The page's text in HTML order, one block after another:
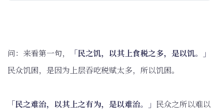
问：来看第一句，
「民之饥，以其上食税之多，是以饥。」
民众饥困，是因为上层吞吃税赋太多，所以饥困。
「民之难治，以其上之有为，是以难治。」 民众之所以难以